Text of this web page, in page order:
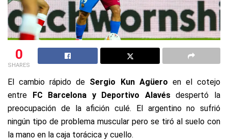
0
SHARES
El cambio rápido de Sergio Kun Agüero en el cotejo
entre FC Barcelona y Deportivo Alavésdespertó la
preocupación de la afición culé. El argentino no sufrió
ningún tipo de problema muscular pero se tiró al suelo con
la mano en la caja torácica y cuello.